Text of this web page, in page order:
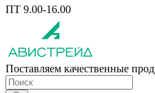
ПТ 9.00-16.00
Поставляем качественные